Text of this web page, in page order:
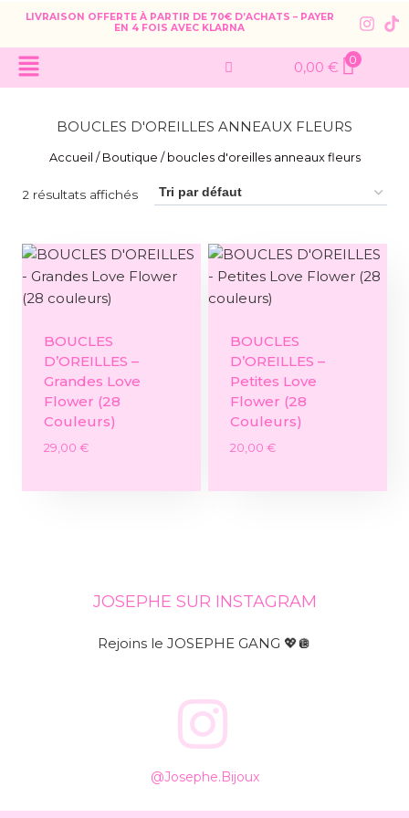
LIVRAISON OFFERTE À PARTIR DE 70€ D’ACHATS – PAYER
EN 4 FOIS AVEC KLARNA
0,00 € 0
BOUCLES D'OREILLES ANNEAUX FLEURS
Accueil / Boutique / boucles d'oreilles anneaux fleurs
2 résultats affichés
BOUCLES
D’OREILLES –
Grandes Love
Flower (28
Couleurs)
29,00 €
BOUCLES
D’OREILLES –
Petites Love
Flower (28
Couleurs)
20,00 €
JOSEPHE SUR INSTAGRAM
Rejoins le JOSEPHE GANG 💖🪩
@josephe.bijoux